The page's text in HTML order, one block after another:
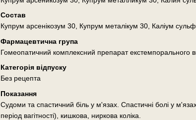
Состав
Купрум арсенікозум 30, Купрум металікум 30, Каліум
Фармацевтична група
Гомеопатичний комплексний препарат екстемпорального
Категорія відпуску
Без рецепта
Показання
Судоми та спастичний біль у м'язах. Спастичні болі у
період вагітності), кишкова, ниркова коліка.